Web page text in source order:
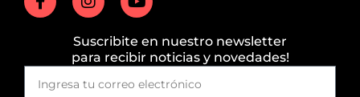
Suscribite en nuestro newsletter
para recibir noticias y novedades!